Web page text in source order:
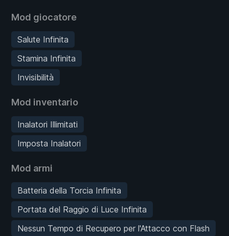
Mod giocatore
Salute Infinita
Stamina Infinita
Invisibilità
Mod inventario
Inalatori Illimitati
Imposta Inalatori
Mod armi
Batteria della Torcia Infinita
Portata del Raggio di Luce Infinita
Nessun Tempo di Recupero per l'Attacco con Flash